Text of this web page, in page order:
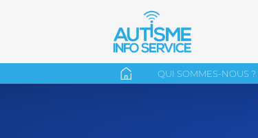
QUI SOMMES-NOUS ?